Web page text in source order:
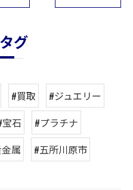
グ
#買取
#ジュエリー
宝石
#プラチナ
属 #五所川原市